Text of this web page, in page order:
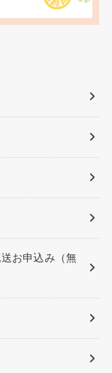
お申込み（無